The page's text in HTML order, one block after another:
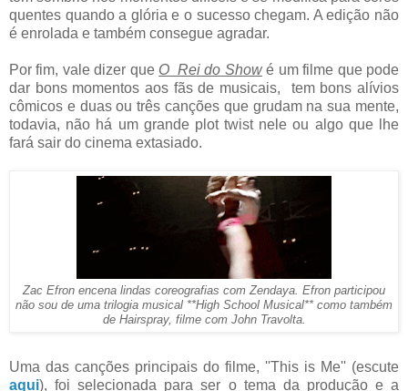
quentes quando a glória e o sucesso chegam. A edição não
é enrolada e também consegue agradar.
Por fim, vale dizer que O Rei do Showé um filme que pode
dar bons momentos aos fãs de musicais, tem bons alívios
cômicos e duas ou três canções que grudam na sua mente,
todavia, não há um grande plot twist nele ou algo que lhe
fará sair do cinema extasiado.
Zac Efron encena lindas coreografias com Zendaya. Efron participou
não sou de uma trilogia musical **High School Musical** como também
de Hairspray, filme com John Travolta.
Uma das canções principais do filme, ''This is Me'' (escute
aqui), foi selecionada para ser o tema da produção e a